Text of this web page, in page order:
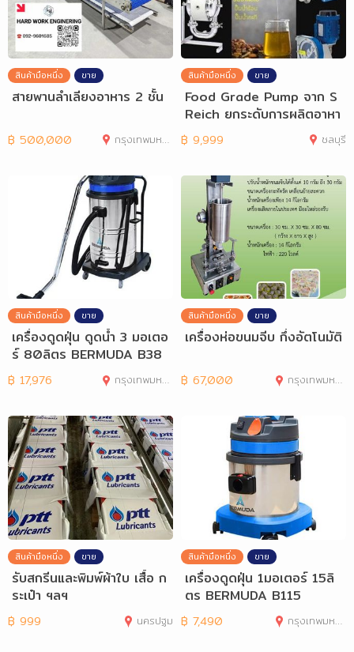
สินค้ามือหนึ่ง ขาย
สายพานลำเลียงอาหาร 2 ชั้น
฿ 500,000 กรุงเทพมหานคร
สินค้ามือหนึ่ง ขาย
Food Grade Pump จาก S
Reich ยกระดับการผลิตอาหา
รและเครื่องดื่
฿ 9,999 ชลบุรี
สินค้ามือหนึ่ง ขาย
เครื่องดูดฝุ่น ดูดน้ำ 3 มอเตอ
ร์ 80ลิตร BERMUDA B38
0
฿ 17,976 กรุงเทพมหานคร
สินค้ามือหนึ่ง ขาย
เครื่องห่อขนมจีบ กึ่งอัตโนมัติ
฿ 67,000 กรุงเทพมหานคร
สินค้ามือหนึ่ง ขาย
รับสกรีนและพิมพ์ผ้าใบ เสื้อ ก
ระเป๋า ฯลฯ
฿ 999 นครปฐม
สินค้ามือหนึ่ง ขาย
เครื่องดูดฝุ่น 1มอเตอร์ 15ลิ
ตร BERMUDA B115
฿ 7,490 กรุงเทพมหานคร